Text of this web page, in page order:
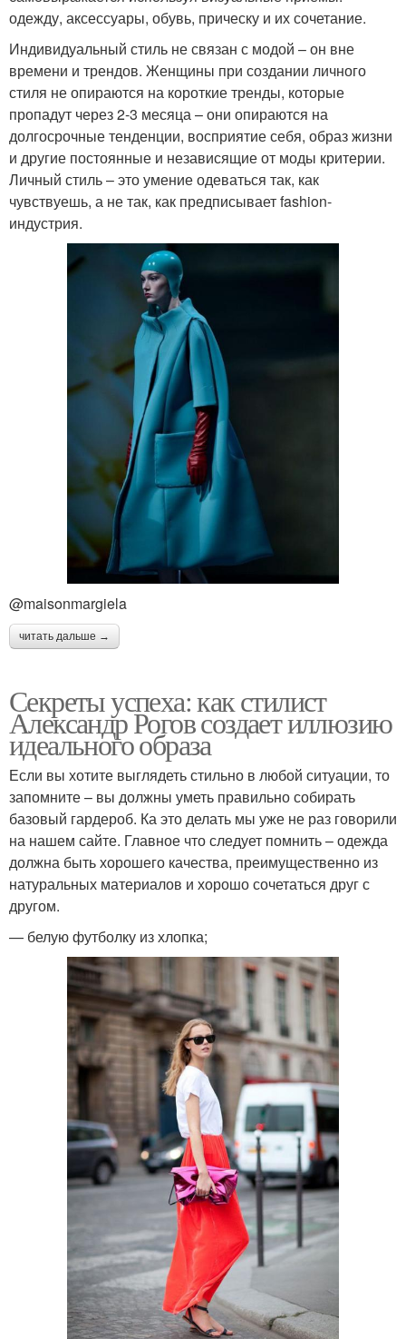
одежду, аксессуары, обувь, прическу и их сочетание.
Индивидуальный стиль не связан с модой – он вне
времени и трендов. Женщины при создании личного
стиля не опираются на короткие тренды, которые
пропадут через 2-3 месяца – они опираются на
долгосрочные тенденции, восприятие себя, образ жизни
и другие постоянные и независящие от моды критерии.
Личный стиль – это умение одеваться так, как
чувствуешь, а не так, как предписывает fashion-
индустрия.
@maisonmargiela
читать дальше →
Секреты успеха: как стилист
Александр Рогов создает иллюзию
идеального образа
Если вы хотите выглядеть стильно в любой ситуации, то
запомните – вы должны уметь правильно собирать
базовый гардероб. Ка это делать мы уже не раз говорили
на нашем сайте. Главное что следует помнить – одежда
должна быть хорошего качества, преимущественно из
натуральных материалов и хорошо сочетаться друг с
другом.
— белую футболку из хлопка;